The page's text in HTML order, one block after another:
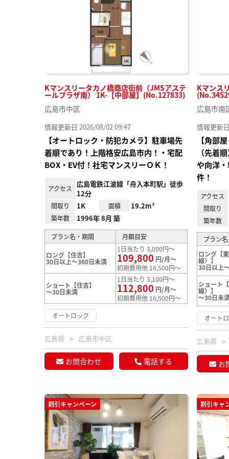
Kマンスリータカノ橋商店街前（JMSアステ
ールプラザ南） 1K-【中部屋】(No.127833)
広島市中区
情報更新日 2026/08/02 09:47
【オートロック・防犯カメラ】駐車場先
着順であり！上階格安広島市内！・宅配
BOX・EV付！社宅マンスリーＯＫ！
アクセス
広島電鉄江波線「舟入本町駅」徒歩
12分
間取り 1K 面積 19.2m²
築年数 1996年 8月 築
プラン名・期間 月額目安
ロング【住吉】
30日以上～360日未満
1日当たり 3,000円～
109,800 円/月～
初期費用他 16,500円～
ショート【住吉】
～30日未満
1日当たり 3,100円～
112,800 円/月～
初期費用他 16,500円～
オートロック
広島県 広島市中区
お問合わせ 電話する
Kマンス
広島市南
情報更新
【角部
（先着
や向洋
件！
アクセス
間取り
築年数
プラン
ロング【
線）】
30日以上
ショート
線）】
～30日未
オート
広島県
お
割引キャンペーン 割引キャ